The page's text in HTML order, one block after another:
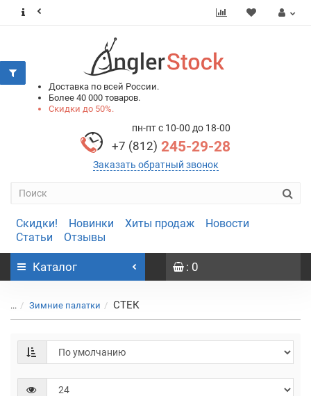
Доставка по всей России.
Более 40 000 товаров.
Скидки до 50%.
пн-пт с 10-00 до 18-00
+7 (812) 245-29-28
Заказать обратный звонок
Скидки! Новинки Хиты продаж
Новости
Статьи
Отзывы
Каталог : 0
... Зимние палатки СТЕК